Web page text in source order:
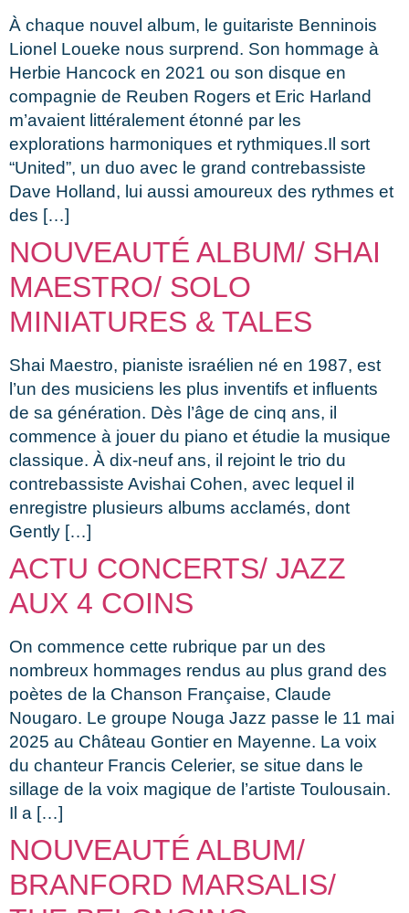
À chaque nouvel album, le guitariste Benninois
Lionel Loueke nous surprend. Son hommage à
Herbie Hancock en 2021 ou son disque en
compagnie de Reuben Rogers et Eric Harland
m’avaient littéralement étonné par les
explorations harmoniques et rythmiques.Il sort
“United”, un duo avec le grand contrebassiste
Dave Holland, lui aussi amoureux des rythmes et
des […]
NOUVEAUTÉ ALBUM/ SHAI
MAESTRO/ SOLO
MINIATURES & TALES
Shai Maestro, pianiste israélien né en 1987, est
l’un des musiciens les plus inventifs et influents
de sa génération. Dès l’âge de cinq ans, il
commence à jouer du piano et étudie la musique
classique. À dix-neuf ans, il rejoint le trio du
contrebassiste Avishai Cohen, avec lequel il
enregistre plusieurs albums acclamés, dont
Gently […]
ACTU CONCERTS/ JAZZ
AUX 4 COINS
On commence cette rubrique par un des
nombreux hommages rendus au plus grand des
poètes de la Chanson Française, Claude
Nougaro. Le groupe Nouga Jazz passe le 11 mai
2025 au Château Gontier en Mayenne. La voix
du chanteur Francis Celerier, se situe dans le
sillage de la voix magique de l’artiste Toulousain.
Il a […]
NOUVEAUTÉ ALBUM/
BRANFORD MARSALIS/